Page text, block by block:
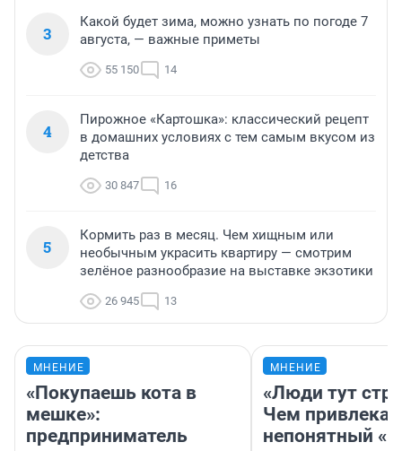
3
Какой будет зима, можно узнать по погоде 7
августа, — важные приметы
55 150 14
4
Пирожное «Картошка»: классический рецепт
в домашних условиях с тем самым вкусом из
детства
30 847 16
5
Кормить раз в месяц. Чем хищным или
необычным украсить квартиру — смотрим
зелёное разнообразие на выставке экзотики
26 945 13
МНЕНИЕ
«Покупаешь кота в
мешке»:
предприниматель
МНЕНИЕ
«Люди тут
Чем
непонятный